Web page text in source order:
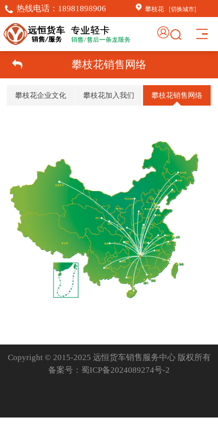
热线电话： 18981898906 攀枝花 [切换城市]
攀枝花销售网络
攀枝花企业文化 攀枝花加入我们 攀枝花销售网络
Copyright © 2015-2025 远恒货车销售服务中心 版权所有
备案号： 蜀ICP备2024089274号-2